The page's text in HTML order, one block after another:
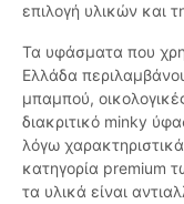
επιλογή υλικών και
Τα υφάσματα που
Ελλάδα
μπαμπού,
διακριτικό minky
λόγω
κατηγορία premium
τα υλικά είναι